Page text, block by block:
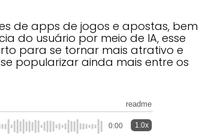
de apps de jogos e apostas, bem
do usuário por meio de IA, esse
para se tornar mais atrativo e
popularizar ainda mais entre os
readme
0:00 1.0x